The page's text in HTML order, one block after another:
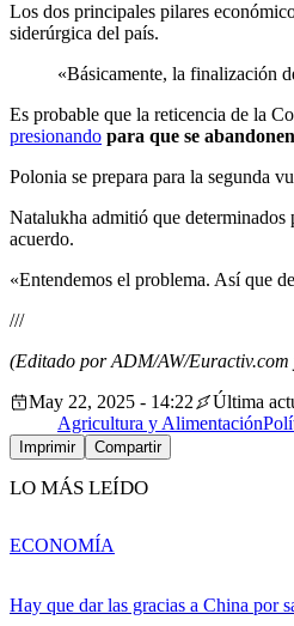
Los dos principales pilares
siderúrgica del país.
«Básicamente, la finalización
Es probable que la reticencia de la
presionando para que se
Polonia se prepara para la segunda
Natalukha admitió que determinados
acuerdo.
«Entendemos el problema. Así que
///
(Editado por ADM/AW/
May 22, 2025 - 14:22
Última
Agricultura y Alimentación
Imprimir Compartir
LO MÁS LEÍDO
Hay que dar las gracias a China por
ECONOMÍA